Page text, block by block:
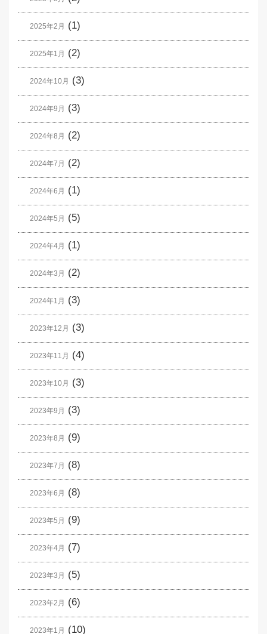
2025年2月 (1)
2025年1月 (2)
2024年10月 (3)
2024年9月 (3)
2024年8月 (2)
2024年7月 (2)
2024年6月 (1)
2024年5月 (5)
2024年4月 (1)
2024年3月 (2)
2024年1月 (3)
2023年12月 (3)
2023年11月 (4)
2023年10月 (3)
2023年9月 (3)
2023年8月 (9)
2023年7月 (8)
2023年6月 (8)
2023年5月 (9)
2023年4月 (7)
2023年3月 (5)
2023年2月 (6)
2023年1月 (10)